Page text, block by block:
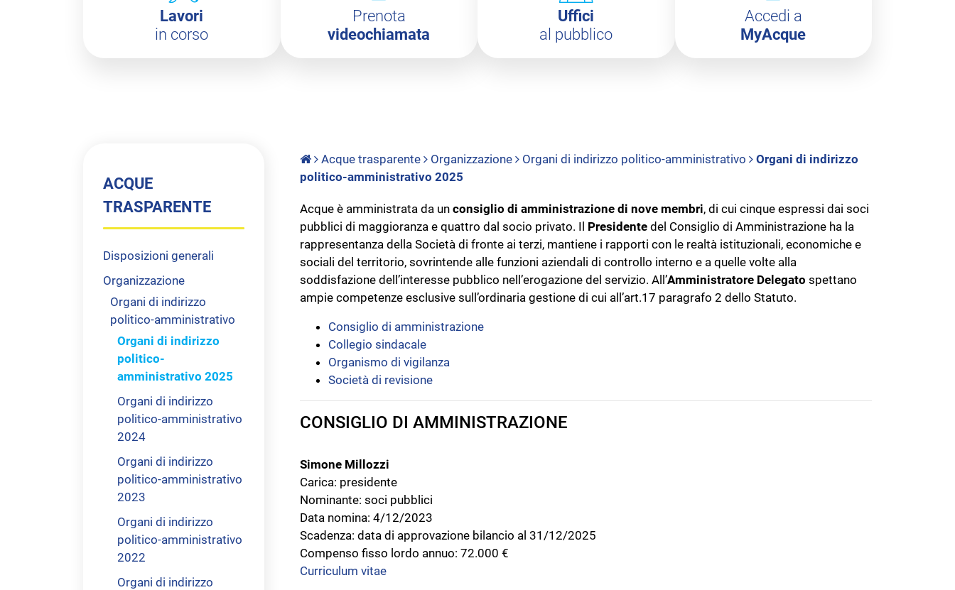
Lavori
in corso
Prenota
videochiamata
Uffici
al pubblico
Accedi a
MyAcque
Acque trasparente Organizzazione Organi di indirizzo politico-amministrativo
Organi di indirizzo
politico-amministrativo 2025
Acque è amministrata da un consiglio di amministrazione di nove membri, di cui cinque espressi dai soci
pubblici di maggioranza e quattro dal socio privato. Il Presidente del Consiglio di Amministrazione ha la
rappresentanza della Società di fronte ai terzi, mantiene i rapporti con le realtà istituzionali, economiche e
sociali del territorio, sovrintende alle funzioni aziendali di controllo interno e a quelle volte alla
soddisfazione dell’interesse pubblico nell’erogazione del servizio. All’Amministratore Delegato spettano
ampie competenze esclusive sull’ordinaria gestione di cui all’art.17 paragrafo 2 dello Statuto.
Consiglio di amministrazione
Collegio sindacale
Organismo di vigilanza
Società di revisione
CONSIGLIO DI AMMINISTRAZIONE
Simone Millozzi
Carica: presidente
Nominante: soci pubblici
Data nomina: 4/12/2023
Scadenza: data di approvazione bilancio al 31/12/2025
Compenso fisso lordo annuo: 72.000 €
Curriculum vitae
ACQUE
TRASPARENTE
Disposizioni generali
Organizzazione
Organi di indirizzo
politico-amministrativo
Organi di indirizzo
politico-
amministrativo 2025
Organi di indirizzo
politico-amministrativo
2024
Organi di indirizzo
politico-amministrativo
2023
Organi di indirizzo
politico-amministrativo
2022
Organi di indirizzo